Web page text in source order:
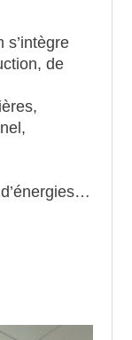
s’intègre
de